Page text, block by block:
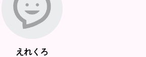
えれくろ